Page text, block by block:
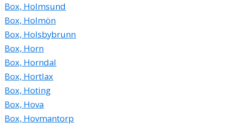
Box, Holmsund
Box, Holmön
Box, Holsbybrunn
Box, Horn
Box, Horndal
Box, Hortlax
Box, Hoting
Box, Hova
Box, Hovmantorp